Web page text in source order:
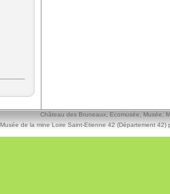
Château des Bruneaux, Ecomusée, Musée,
Musée de la mine Loire Saint-Etienne 42 (Département